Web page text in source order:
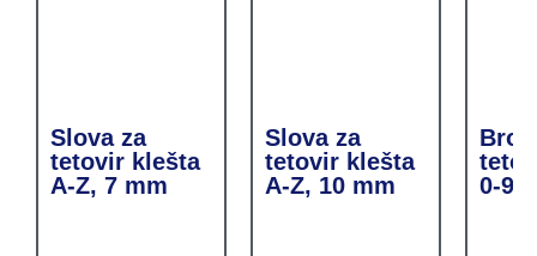
Slova za
tetovir klešta
A-Z, 7 mm
Slova za
tetovir klešta
A-Z, 10 mm
0-9,